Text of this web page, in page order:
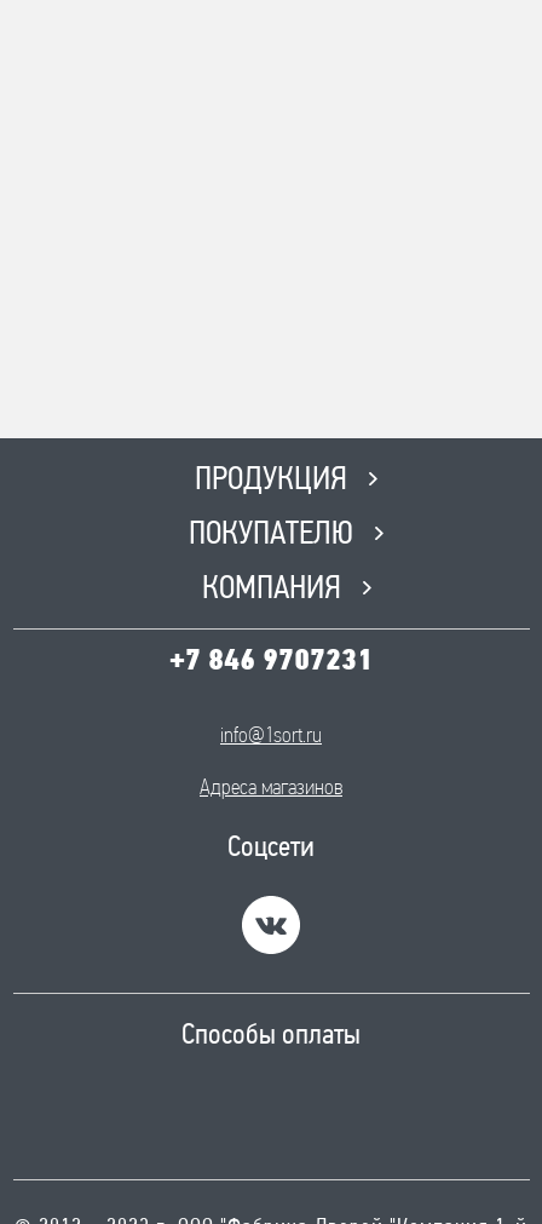
Время работы
ПН-ПТ с 8:00 до 17:00, СБ с 8:00
ПРОДУКЦИЯ
ПОКУПАТЕЛЮ
КОМПАНИЯ
+7 846 9707231
info@1sort.ru
Адреса магазинов
Соцсети
Способы оплаты